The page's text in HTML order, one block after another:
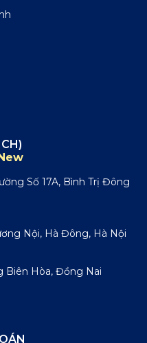
mang đến
chạm đầu tiên, được
lạnh, co giãn linh
New
Số 17A, Bình Trị Đông
Nội, Hà Đông, Hà Nội
Biên Hòa, Đồng Nai